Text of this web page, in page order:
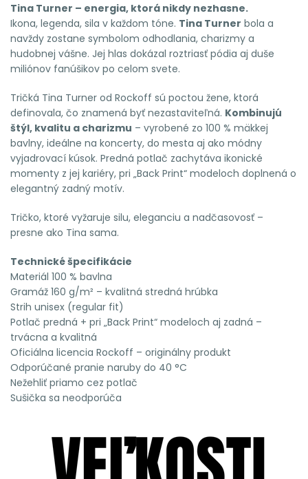
Tina Turner – energia, ktorá nikdy nezhasne.
Ikona, legenda, sila v každom tóne. Tina Turner bola a
navždy zostane symbolom odhodlania, charizmy a
hudobnej vášne. Jej hlas dokázal roztriasť pódia aj duše
miliónov fanúšikov po celom svete.
Tričká Tina Turner od Rockoff sú poctou žene, ktorá
definovala, čo znamená byť nezastaviteľná. Kombinujú
štýl, kvalitu a charizmu – vyrobené zo 100 % mäkkej
bavlny, ideálne na koncerty, do mesta aj ako módny
vyjadrovací kúsok. Predná potlač zachytáva ikonické
momenty z jej kariéry, pri „Back Print“ modeloch doplnená o
elegantný zadný motív.
Tričko, ktoré vyžaruje silu, eleganciu a nadčasovosť –
presne ako Tina sama.
Technické špecifikácie
Materiál 100 % bavlna
Gramáž 160 g/m² – kvalitná stredná hrúbka
Strih unisex (regular fit)
Potlač predná + pri „Back Print“ modeloch aj zadná –
trvácna a kvalitná
Oficiálna licencia Rockoff – originálny produkt
Odporúčané pranie naruby do 40 °C
Nežehliť priamo cez potlač
Sušička sa neodporúča